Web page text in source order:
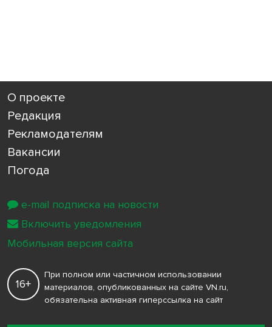
О проекте
Редакция
Рекламодателям
Вакансии
Погода
16+
При полном или частичном использовании
материалов, опубликованных на сайте VN.ru,
обязательна активная гиперссылка на сайт
e-mail подписка на новости
Включить уведомления
Мобильная версия сайта